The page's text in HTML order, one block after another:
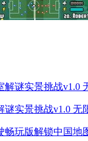
谜实景挑战v1.0 无